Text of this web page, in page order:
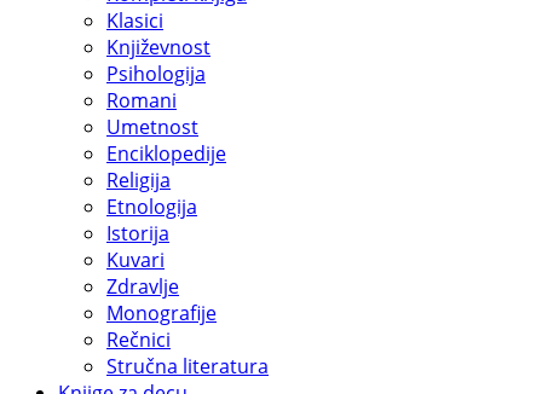
Klasici
Književnost
Psihologija
Romani
Umetnost
Enciklopedije
Religija
Etnologija
Istorija
Kuvari
Zdravlje
Monografije
Rečnici
Stručna literatura